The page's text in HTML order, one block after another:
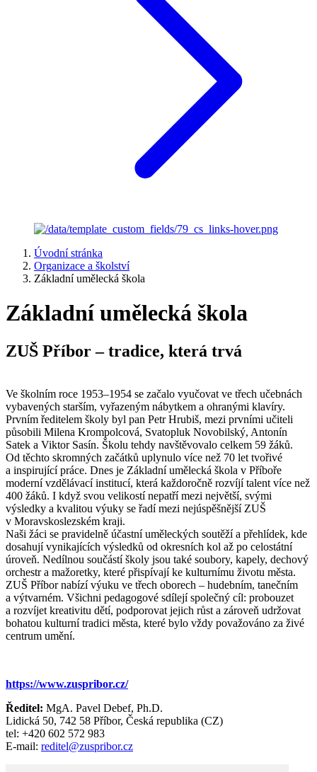
Úvodní stránka
Organizace a školství
Základní umělecká škola
Základní umělecká škola
ZUŠ Příbor – tradice, která trvá
Ve školním roce 1953–1954 se začalo vyučovat ve třech učebnách
vybavených starším, vyřazeným nábytkem a ohranými klavíry.
Prvním ředitelem školy byl pan Petr Hrubiš, mezi prvními učiteli
působili Milena Krompolcová, Svatopluk Novobilský, Antonín
Satek a Viktor Sasín. Školu tehdy navštěvovalo celkem 59 žáků.
Od těchto skromných začátků uplynulo více než 70 let tvořivé
a inspirující práce. Dnes je Základní umělecká škola v Příboře
moderní vzdělávací institucí, která každoročně rozvíjí talent více než
400 žáků. I když svou velikostí nepatří mezi největší, svými
výsledky a kvalitou výuky se řadí mezi nejúspěšnější ZUŠ
v Moravskoslezském kraji.
Naši žáci se pravidelně účastní uměleckých soutěží a přehlídek, kde
dosahují vynikajících výsledků od okresních kol až po celostátní
úroveň. Nedílnou součástí školy jsou také soubory, kapely, dechový
orchestr a mažoretky, které přispívají ke kulturnímu životu města.
ZUŠ Příbor nabízí výuku ve třech oborech – hudebním, tanečním
a výtvarném. Všichni pedagogové sdílejí společný cíl: probouzet
a rozvíjet kreativitu dětí, podporovat jejich růst a zároveň udržovat
bohatou kulturní tradici města, které bylo vždy považováno za živé
centrum umění.
https://www.zuspribor.cz/
Ředitel: MgA. Pavel Debef, Ph.D.
Lidická 50, 742 58 Příbor, Česká republika (CZ)
tel: +420 602 572 983
E-mail: reditel@zuspribor.cz